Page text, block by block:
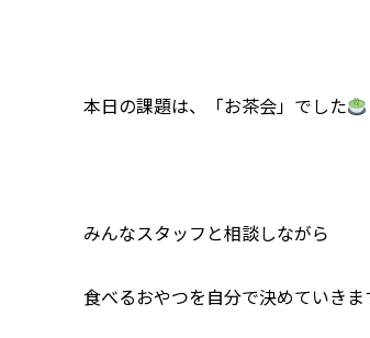
本日の課題は、「お茶会」でした
みんなスタッフと相談しながら
食べるおやつを自分で決めていきま